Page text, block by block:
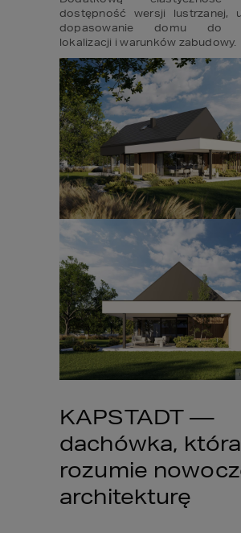
dostępność wersji lustrzanej,
dopasowanie domu do
lokalizacji i warunków zabudowy.
KAPSTADT —
dachówka, która
rozumie
architekturę